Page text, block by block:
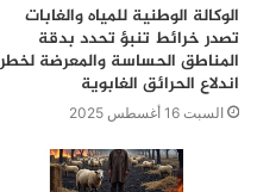
الوكالة الوطنية للمياه والغابات
تصدر خرائط تنبؤ تحدد بدقة
المناطق الحساسة والمعرضة لخطر
اندلاع الحرائق الغابوية
السبت 16 أغسطس 2025